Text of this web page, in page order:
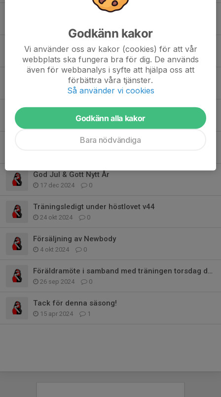
Extra pengar in i lagkassan!
Säsongen 25/26
1 aug 2025 0
Säsongen 24/25 är nu slut
7 apr 2025 0
Insamling av matchtröjor
26 mar 2025 0
Träningsledigt under vecka 9
God Jul & Gott Nytt År
17 dec 2024 0
Träningsledigt under höstlovet v44
24 okt 2024 0
Försäljning av Newbody
4 okt 2024 0
Föräldramöte i samband med träningen torsdag den 3/10
26 sep 2024 0
Tack för denna säsong!
15 apr 2024 1
Godkänn kakor
Vi använder oss av kakor (cookies) för att vår
webbplats ska fungera bra för dig. De används
även för webbanalys i syfte att hjälpa oss att
förbättra våra tjänster.
Så använder vi cookies
Godkänn alla kakor
Bara nödvändiga